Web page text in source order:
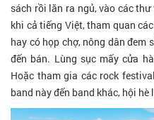
sách rồi lăn ra ngủ, vào các
khi cả tiếng Việt, tham quan
hay có họp chợ, nông dân đem
đến bán. Lùng sục mấy cửa
Hoặc tham gia các rock
band này đến band khác, hội